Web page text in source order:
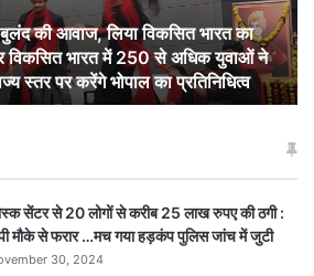
की आवाज, लिया विकसित भारत का
विकसित भारत में 250 से अधिक युवाओं ने
स्तर पर करेंगे भोपाल का प्रतिनिधित्व
सेंटर से 20 लोगों से करीब 25 लाख रुपए की ठगी :
मौके से फरार …मच गया हड़कंप पुलिस जांच में जुटी
30, 2024